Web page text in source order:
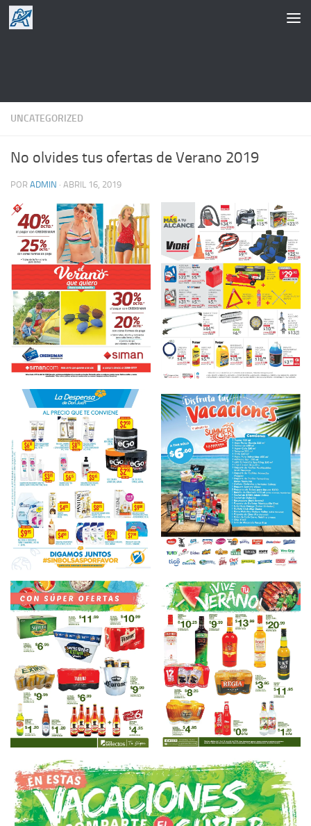
Saltar al contenido
UNCATEGORIZED
No olvides tus ofertas de Verano 2019
POR ADMIN · ABRIL 16, 2019